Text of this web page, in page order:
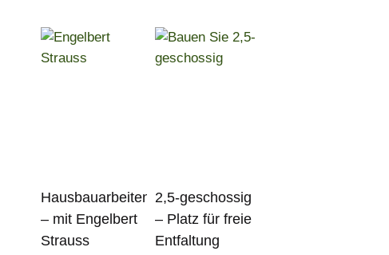
Hausbauarbeiten
– mit Engelbert
Strauss
2,5-geschossig
– Platz für freie
Entfaltung